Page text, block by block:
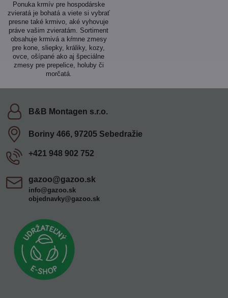
Ponuka krmív pre hospodárske
zvieratá je bohatá a viete si vybrať
presne také krmivo, aké vyhovuje
práve vašim zvieratám. Sortiment
obsahuje krmivá a kŕmne zmesy
pre kone, sliepky, králiky, kozy,
ovce, ošípané ako aj špeciálne
zmesy pre prepelice, holuby či
morčatá.
B&B Montagen s​.r​.o​.
Boriny 466, 97205 Sebedražie
+421 948 902 752
gazoo​@gazoo​.sk
info@gazoo.sk
objednavky@gazoo.sk